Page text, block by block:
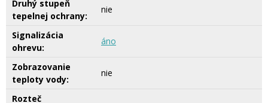
Druhý stupeň
tepelnej ochrany:
nie
Signalizácia
ohrevu:
áno
Zobrazovanie
teploty vody:
nie
Rozteč